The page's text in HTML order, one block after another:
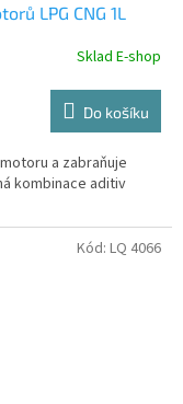
LPG CNG 1L
Sklad E-shop
Do košíku
a zabraňuje
kombinace aditiv
Kód: LQ 4066